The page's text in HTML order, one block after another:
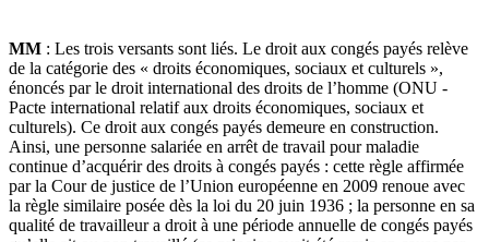
MM : Les trois versants sont liés. Le droit aux congés payés relève
de la catégorie des « droits économiques, sociaux et culturels »,
énoncés par le droit international des droits de l’homme (ONU -
Pacte international relatif aux droits économiques, sociaux et
culturels). Ce droit aux congés payés demeure en construction.
Ainsi, une personne salariée en arrêt de travail pour maladie
continue d’acquérir des droits à congés payés : cette règle affirmée
par la Cour de justice de l’Union européenne en 2009 renoue avec
la règle similaire posée dès la loi du 20 juin 1936 ; la personne en sa
qualité de travailleur a droit à une période annuelle de congés payés